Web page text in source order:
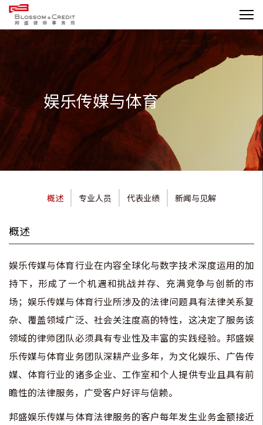
娱乐传媒与体育
概述 专业人员 代表业绩 新闻与见解
概述
娱乐传媒与体育行业在内容全球化与数字技术深度运用的加
持下，形成了一个机遇和挑战并存、充满竞争与创新的市
场；娱乐传媒与体育行业所涉及的法律问题具有法律关系复
杂、覆盖领域广泛、社会关注度高的特性，这决定了服务该
领域的律师团队必须具有专业性及丰富的实践经验。邦盛娱
乐传媒与体育业务团队深耕产业多年，为文化娱乐、广告传
媒、体育行业的诸多企业、工作室和个人提供专业且具有前
瞻性的法律服务，广受客户好评与信赖。
邦盛娱乐传媒与体育法律服务的客户每年发生业务金额接近